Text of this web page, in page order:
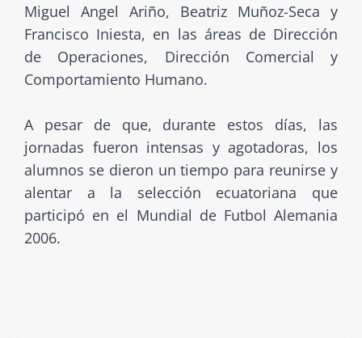
Miguel Angel Ariño, Beatriz Muñoz-Seca y
Francisco Iniesta, en las áreas de Dirección
de Operaciones, Dirección Comercial y
Comportamiento Humano.
A pesar de que, durante estos días, las
jornadas fueron intensas y agotadoras, los
alumnos se dieron un tiempo para reunirse y
alentar a la selección ecuatoriana que
participó en el Mundial de Futbol Alemania
2006.